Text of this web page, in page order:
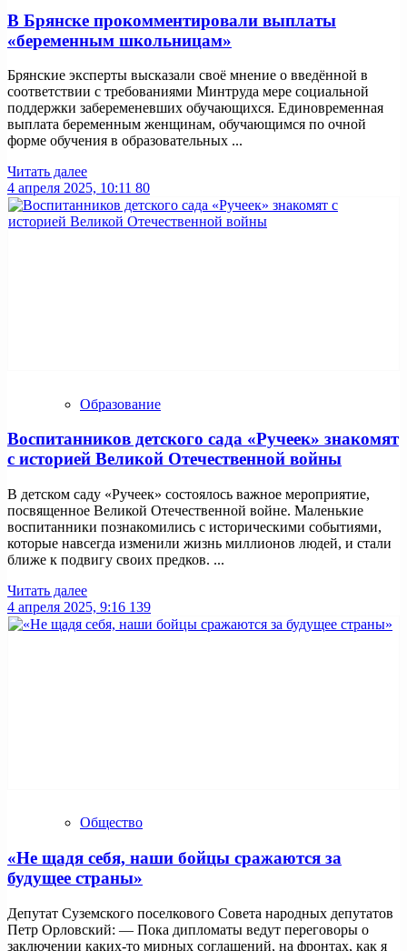
В Брянске прокомментировали выплаты
«беременным школьницам»
Брянские эксперты высказали своё мнение о введённой в
соответствии с требованиями Минтруда мере социальной
поддержки забеременевших обучающихся. Единовременная
выплата беременным женщинам, обучающимся по очной
форме обучения в образовательных ...
Читать далее
4 апреля 2025, 10:11 80
Образование
Воспитанников детского сада «Ручеек» знакомят
с историей Великой Отечественной войны
В детском саду «Ручеек» состоялось важное мероприятие,
посвященное Великой Отечественной войне. Маленькие
воспитанники познакомились с историческими событиями,
которые навсегда изменили жизнь миллионов людей, и стали
ближе к подвигу своих предков. ...
Читать далее
4 апреля 2025, 9:16 139
Общество
«Не щадя себя, наши бойцы сражаются за
будущее страны»
Депутат Суземского поселкового Совета народных депутатов
Петр Орловский: — Пока дипломаты ведут переговоры о
заключении каких-то мирных соглашений, на фронтах, как я